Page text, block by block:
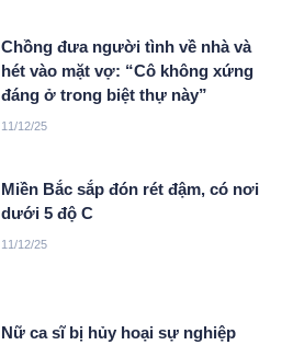
Chồng đưa người tình về nhà và
hét vào mặt vợ: “Cô không xứng
đáng ở trong biệt thự này”
11/12/25
Miền Bắc sắp đón rét đậm, có nơi
dưới 5 độ C
11/12/25
Nữ ca sĩ bị hủy hoại sự nghiệp